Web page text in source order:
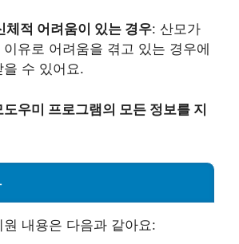
체적 어려움이 있는 경우: 산모가
이유로 어려움을 겪고 있는 경우에
을 수 있어요.
우미 프로그램의 모든 정보를 지
내용은 다음과 같아요: